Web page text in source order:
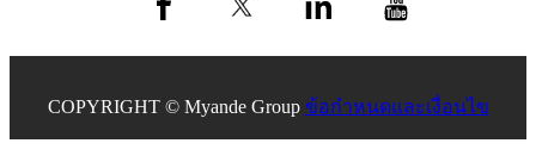
COPYRIGHT © Myande Group ข้อกำหนดและเงื่อนไข